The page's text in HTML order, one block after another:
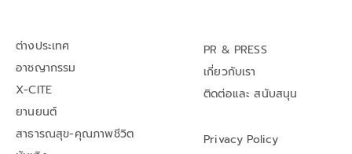
ต่างประเทศ
อาชญากรรม
X-CITE
ยานยนต์
สาธารณสุข-คุณภาพชีวิต
PR & PRESS
เกี่ยวกับเรา
ติดต่อและ สนับสนุน
Privacy Policy